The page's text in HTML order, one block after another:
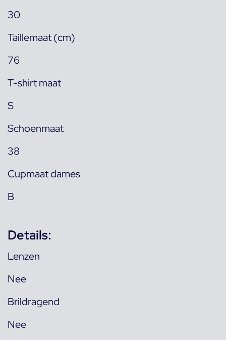
30
Taillemaat (cm)
76
T-shirt maat
S
Schoenmaat
38
Cupmaat dames
B
Details:
Lenzen
Nee
Brildragend
Nee